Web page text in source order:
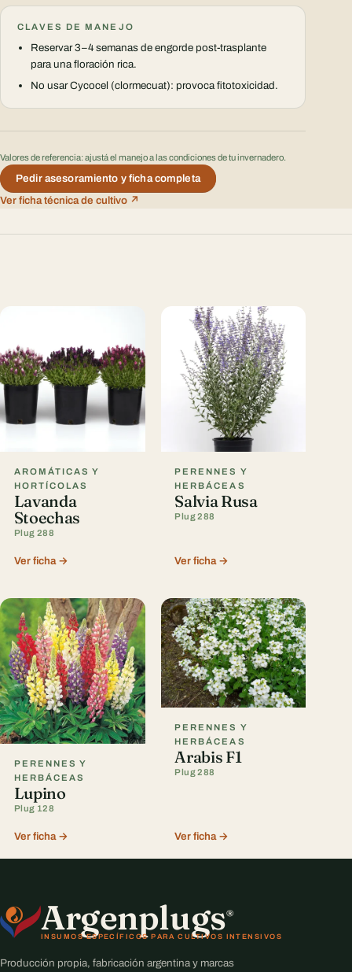
CLAVES DE MANEJO
Reservar 3–4 semanas de engorde post-trasplante
para una floración rica.
No usar Cycocel (clormecuat): provoca fitotoxicidad.
Valores de referencia: ajustá el manejo a las condiciones de tu invernadero.
Pedir asesoramiento y ficha completa
Ver ficha técnica de cultivo ↗
AROMÁTICAS Y
HORTÍCOLAS
Lavanda
Stoechas
Plug 288
Ver ficha →
PERENNES Y
HERBÁCEAS
Salvia Rusa
Plug 288
Ver ficha →
PERENNES Y
HERBÁCEAS
Lupino
Plug 128
Ver ficha →
PERENNES Y
HERBÁCEAS
Arabis F1
Plug 288
Ver ficha →
Argenplugs®
INSUMOS ESPECÍFICOS PARA CULTIVOS INTENSIVOS
Producción propia, fabricación argentina y marcas